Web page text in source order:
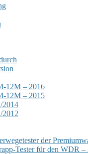
12M – 2016
12M – 2015
2014
2012
der
Tester für den WDR –